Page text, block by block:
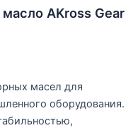
AKross Gear
масел для
оборудования.